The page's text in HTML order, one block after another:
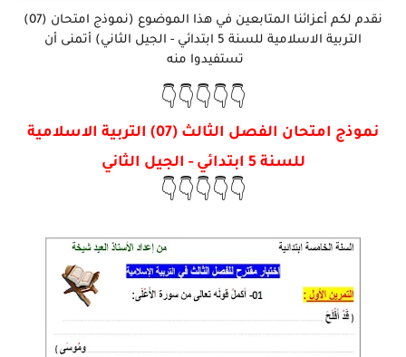
نقدم لكم أعزائنا المتابعين في هذا الموضوع (نموذج امتحان (07)
التربية الاسلامية للسنة 5 ابتدائي - الجيل الثاني) أتمنى أن
تستفيدوا منه
👇👇👇👇👇
نموذج امتحان الفصل الثالث (07) التربية الاسلامية
للسنة 5 ابتدائي - الجيل الثاني
👇👇👇👇👇